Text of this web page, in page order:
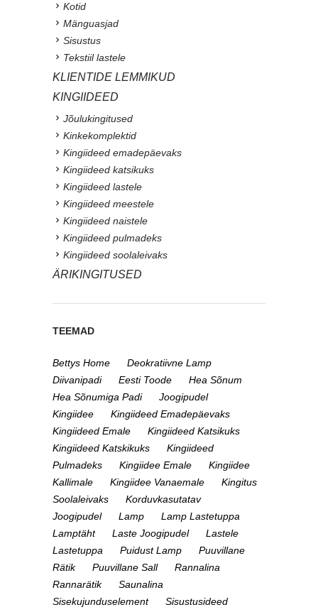
Kotid
Mänguasjad
Sisustus
Tekstiil lastele
KLIENTIDE LEMMIKUD
KINGIIDEED
Jõulukingitused
Kinkekomplektid
Kingiideed emadepäevaks
Kingiideed katsikuks
Kingiideed lastele
Kingiideed meestele
Kingiideed naistele
Kingiideed pulmadeks
Kingiideed soolaleivaks
ÄRIKINGITUSED
TEEMAD
Bettys Home
Deokratiivne Lamp
Diivanipadi
Eesti Toode
Hea Sõnum
Hea Sõnumiga Padi
Joogipudel
Kingiidee
Kingiideed Emadepäevaks
Kingiideed Emale
Kingiideed Katsikuks
Kingiideed Katskikuks
Kingiideed
Pulmadeks
Kingiidee Emale
Kingiidee
Kallimale
Kingiidee Vanaemale
Kingitus
Soolaleivaks
Korduvkasutatav
Joogipudel
Lamp
Lamp Lastetuppa
Lamptäht
Laste Joogipudel
Lastele
Lastetuppa
Puidust Lamp
Puuvillane
Rätik
Puuvillane Sall
Rannalina
Rannarätik
Saunalina
Sisekujunduselement
Sisustusideed